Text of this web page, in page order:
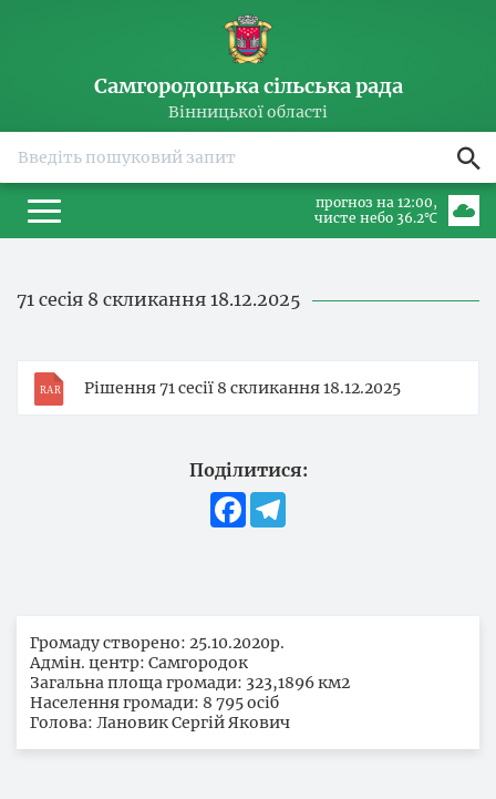
Самгородоцька сільська рада
Вінницької області
прогноз на 12:00
чисте небо 36.2℃
71 сесія 8 скликання 18.12.2025
Рішення 71 сесії 8 скликання 18.12.2025
Поділитися:
Facebook
Громаду створено: 25.10.2020р.
Адмін. центр: Самгородок
Загальна площа громади: 323,1896 км2
Населення громади: 8 795 осіб
Голова: Лановик Сергій Якович